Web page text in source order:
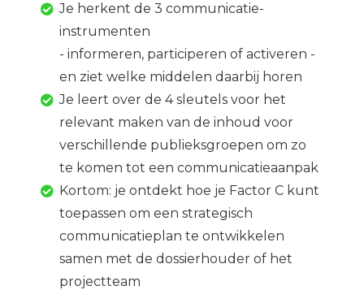
Je herkent de 3 communicatie-
instrumenten
- informeren, participeren of activeren -
en ziet welke middelen daarbij horen
Je leert over de 4 sleutels voor het
relevant maken van de inhoud voor
verschillende publieksgroepen om zo
te komen tot een communicatieaanpak
Kortom: je ontdekt hoe je Factor C kunt
toepassen om een strategisch
communicatieplan te ontwikkelen
samen met de dossierhouder of het
projectteam